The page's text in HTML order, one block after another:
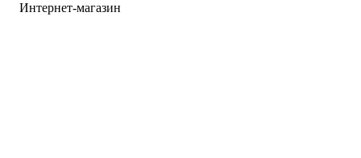
Интернет-магазин